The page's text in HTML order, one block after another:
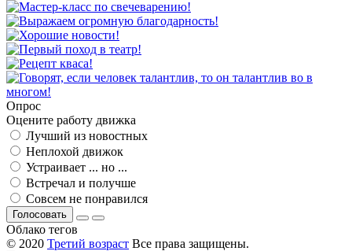
Опрос
Оцените работу движка
Лучший из новостных
Неплохой движок
Устраивает ... но ...
Встречал и получше
Совсем не понравился
Голосовать
Облако тегов
© 2020 Третий возраст Все права защищены.